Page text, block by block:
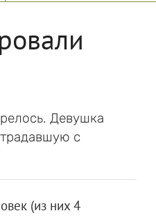
Девушка
с
(из них 4